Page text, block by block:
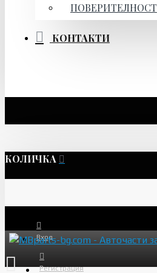
ПОВЕРИТЕЛНОСТ
КОНТАКТИ
КОЛИЧКА
Вход
Регистрация